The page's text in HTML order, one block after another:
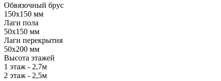
Обвязочный брус
150х150 мм
Лаги пола
50х150 мм
Лаги перекрытия
50х200 мм
Высота этажей
1 этаж - 2,7м
2 этаж - 2,5м